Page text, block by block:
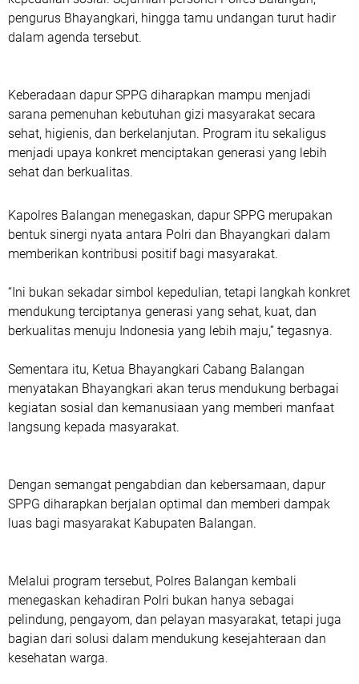
pengurus Bhayangkari, hingga tamu undangan turut hadir
dalam agenda tersebut.
Keberadaan dapur SPPG diharapkan mampu menjadi
sarana pemenuhan kebutuhan gizi masyarakat secara
sehat, higienis, dan berkelanjutan. Program itu sekaligus
menjadi upaya konkret menciptakan generasi yang lebih
sehat dan berkualitas.
Kapolres Balangan menegaskan, dapur SPPG merupakan
bentuk sinergi nyata antara Polri dan Bhayangkari dalam
memberikan kontribusi positif bagi masyarakat.
“Ini bukan sekadar simbol kepedulian, tetapi langkah konkret
mendukung terciptanya generasi yang sehat, kuat, dan
berkualitas menuju Indonesia yang lebih maju,” tegasnya.
Sementara itu, Ketua Bhayangkari Cabang Balangan
menyatakan Bhayangkari akan terus mendukung berbagai
kegiatan sosial dan kemanusiaan yang memberi manfaat
langsung kepada masyarakat.
Dengan semangat pengabdian dan kebersamaan, dapur
SPPG diharapkan berjalan optimal dan memberi dampak
luas bagi masyarakat Kabupaten Balangan.
Melalui program tersebut, Polres Balangan kembali
menegaskan kehadiran Polri bukan hanya sebagai
pelindung, pengayom, dan pelayan masyarakat, tetapi juga
bagian dari solusi dalam mendukung kesejahteraan dan
kesehatan warga.